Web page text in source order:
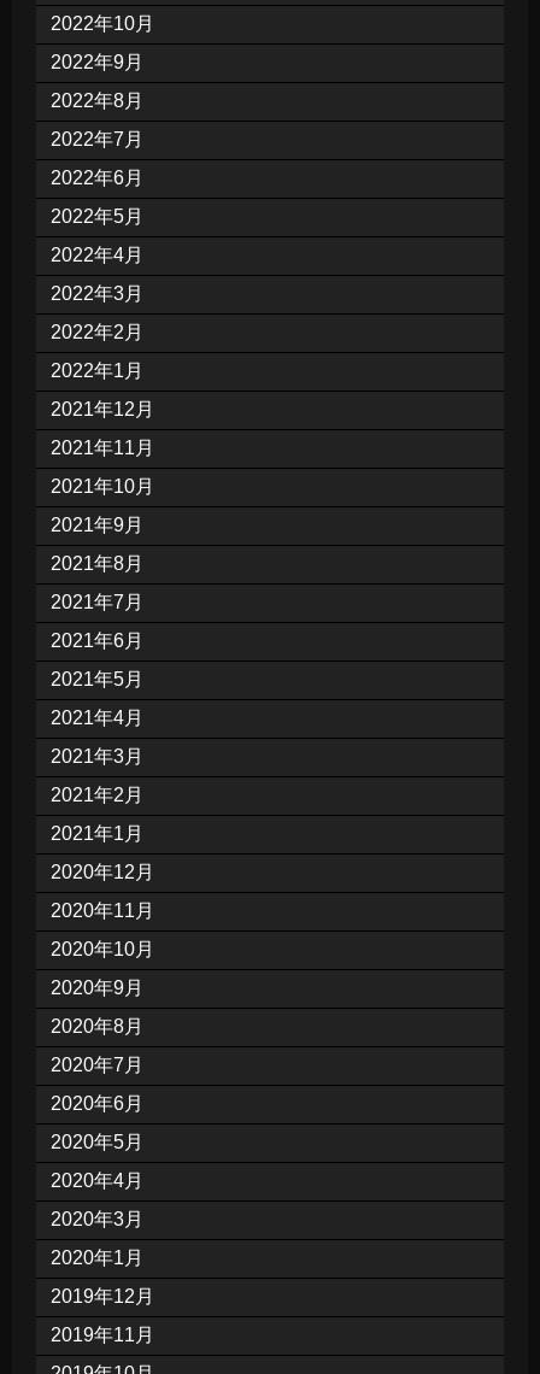
2022年10月
2022年9月
2022年8月
2022年7月
2022年6月
2022年5月
2022年4月
2022年3月
2022年2月
2022年1月
2021年12月
2021年11月
2021年10月
2021年9月
2021年8月
2021年7月
2021年6月
2021年5月
2021年4月
2021年3月
2021年2月
2021年1月
2020年12月
2020年11月
2020年10月
2020年9月
2020年8月
2020年7月
2020年6月
2020年5月
2020年4月
2020年3月
2020年1月
2019年12月
2019年11月